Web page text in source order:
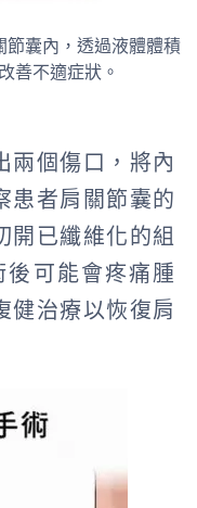
囊內，透過液體體積
善不適症狀。
兩個傷口，將內
患者肩關節囊的
開已纖維化的組
可能會疼痛腫
健治療以恢復肩